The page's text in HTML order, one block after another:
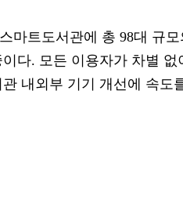
마트도서관에 총 98대 규
다. 모든 이용자가 차별 없
내외부 기기 개선에 속도